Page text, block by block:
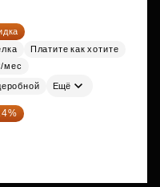
Платите как хотите
мес
Ещё